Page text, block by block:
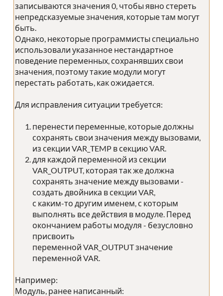
записываются значения 0, чтобы явно стереть
непредсказуемые значения, которые там могут
быть.
Однако, некоторые программисты специально
использовали указанное нестандартное
поведение переменных, сохранявших свои
значения, поэтому такие модули могут
перестать работать, как ожидается.
Для исправления ситуации требуется:
перенести переменные, которые должны
сохранять свои значения между вызовами,
из секции VAR_TEMP в секцию VAR.
для каждой переменной из секции
VAR_OUTPUT, которая так же должна
сохранять значение между вызовами -
создать двойника в секции VAR,
с каким-то другим именем, с которым
выполнять все действия в модуле. Перед
окончанием работы модуля - безусловно
присвоить
переменной VAR_OUTPUT значение
переменной VAR.
Например:
Модуль, ранее написанный: